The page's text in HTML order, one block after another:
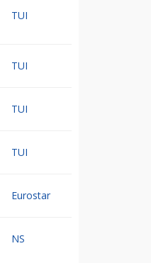
TUI
TUI
TUI
TUI
Eurostar
NS